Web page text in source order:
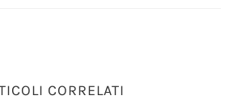
CORRELATI